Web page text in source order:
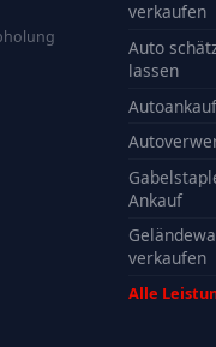
verkaufen
Auto
lassen
Autoankauf
Ankauf
verkaufen
Alle